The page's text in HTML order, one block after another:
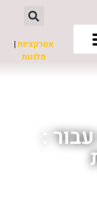
אטרקציות|
מלונות
: